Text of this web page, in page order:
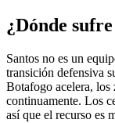
¿Dónde
Santos no es un
transición defensiva
Botafogo acelera, los
continuamente. Los
así que el recurso es